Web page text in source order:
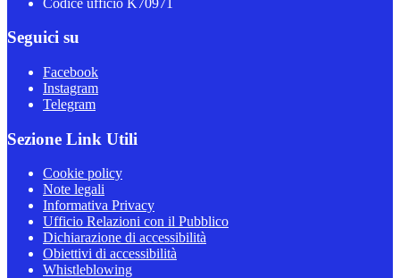
Seguici su
Facebook
Instagram
Telegram
Sezione Link Utili
Cookie policy
Note legali
Informativa Privacy
Ufficio Relazioni con il Pubblico
Dichiarazione di accessibilità
Obiettivi di accessibilità
Whistleblowing